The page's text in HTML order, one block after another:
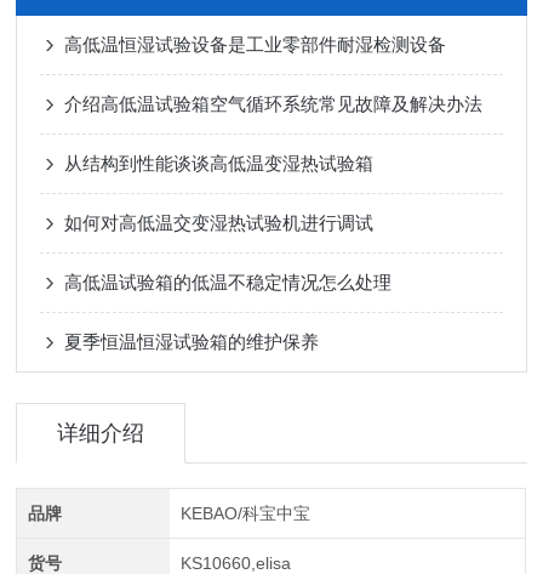
高低温恒湿试验设备是工业零部件耐湿检测设备
介绍高低温试验箱空气循环系统常见故障及解决办法
从结构到性能谈谈高低温变湿热试验箱
如何对高低温交变湿热试验机进行调试
高低温试验箱的低温不稳定情况怎么处理
夏季恒温恒湿试验箱的维护保养
详细介绍
品牌 KEBAO/科宝中宝
货号 KS10660,elisa